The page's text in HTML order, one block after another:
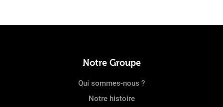
Notre Groupe
Qui sommes-nous ?
Notre histoire